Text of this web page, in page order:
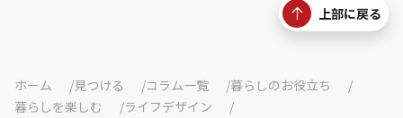
上部に戻る
ホーム 見つける コラム一覧
暮らしのお役立ち
暮らしを楽しむ
ライフデザイン